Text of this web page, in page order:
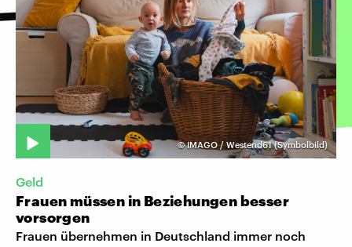
©IMAGO / Westend61 (Symbolbild)
Geld
Frauen müssen in Beziehungen besser
vorsorgen
Frauen übernehmen in Deutschland immer noch